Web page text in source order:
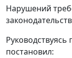
Нарушений
Руководствуясь
постановил: